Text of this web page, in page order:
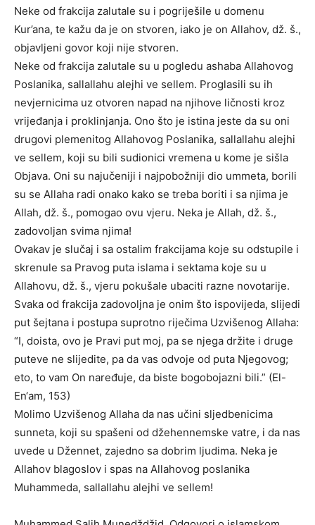
Neke od frakcija zalutale su i pogriješile u domenu
Kur’ana, te kažu da je on stvoren, iako je on Allahov, dž. š.,
objavljeni govor koji nije stvoren.
Neke od frakcija zalutale su u pogledu ashaba Allahovog
Poslanika, sallallahu alejhi ve sellem. Proglasili su ih
nevjernicima uz otvoren napad na njihove ličnosti kroz
vrijeđanja i proklinjanja. Ono što je istina jeste da su oni
drugovi plemenitog Allahovog Poslanika, sallallahu alejhi
ve sellem, koji su bili sudionici vremena u kome je sišla
Objava. Oni su najučeniji i najpobožniji dio ummeta, borili
su se Allaha radi onako kako se treba boriti i sa njima je
Allah, dž. š., pomogao ovu vjeru. Neka je Allah, dž. š.,
zadovoljan svima njima!
Ovakav je slučaj i sa ostalim frakcijama koje su odstupile i
skrenule sa Pravog puta islama i sektama koje su u
Allahovu, dž. š., vjeru pokušale ubaciti razne novotarije.
Svaka od frakcija zadovoljna je onim što ispovijeda, slijedi
put šejtana i postupa suprotno riječima Uzvišenog Allaha:
“I, doista, ovo je Pravi put moj, pa se njega držite i druge
puteve ne slijedite, pa da vas odvoje od puta Njegovog;
eto, to vam On naređuje, da biste bogobojazni bili.” (El-
En‘am, 153)
Molimo Uzvišenog Allaha da nas učini sljedbenicima
sunneta, koji su spašeni od džehennemske vatre, i da nas
uvede u Džennet, zajedno sa dobrim ljudima. Neka je
Allahov blagoslov i spas na Allahovog poslanika
Muhammeda, sallallahu alejhi ve sellem!